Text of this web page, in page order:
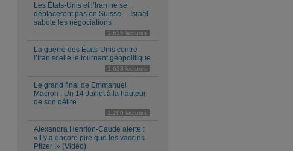
Les États-Unis et l’Iran ne se
déplaceront pas en Suisse… Israël
sabote les négociations
1,636 lectures
La guerre des États-Unis contre
l’Iran scelle le tournant géopolitique
1,633 lectures
Le grand final de Emmanuel
Macron : Un 14 Juillet à la hauteur
de son délire
1,260 lectures
Alexandra Henrion-Caude alerte :
«Il y a encore pire que les vaccins
Pfizer !» (Vidéo)